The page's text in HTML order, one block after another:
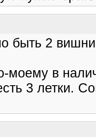
быть 2
моему в
3 летки.